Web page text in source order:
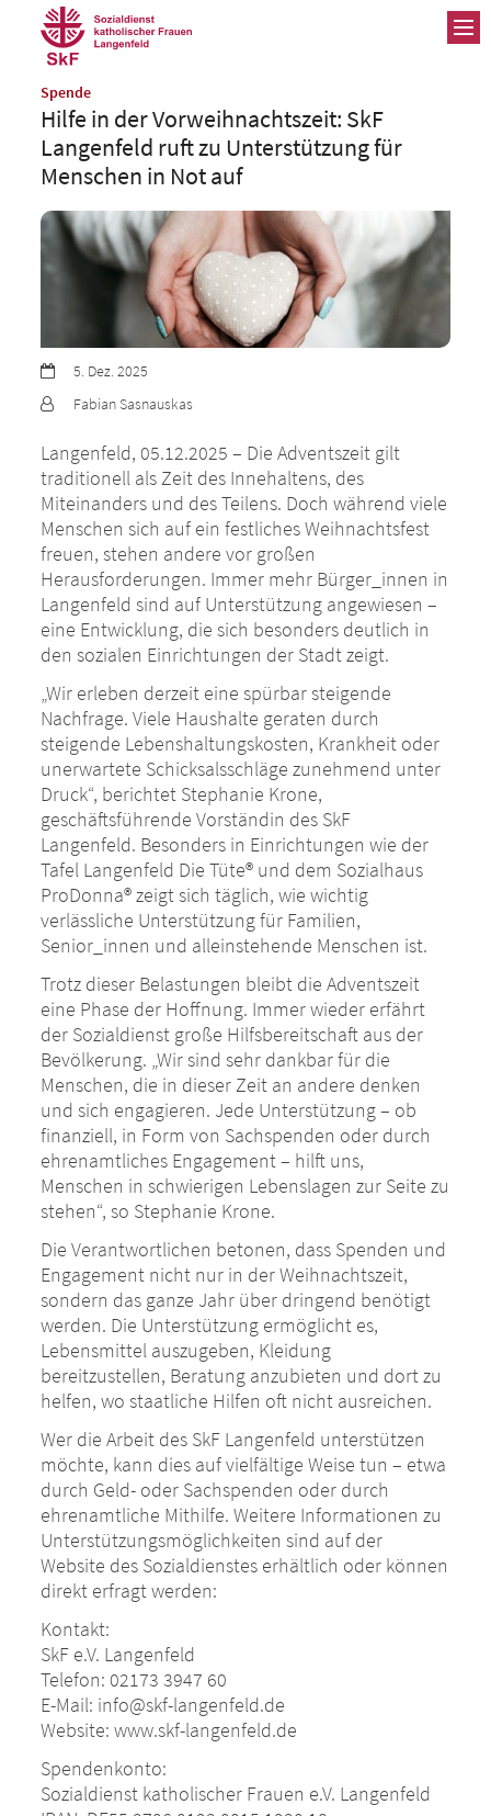
ZUM INHALT SPRINGEN
Spende:
Hilfe in der Vorweihnachtszeit: SkF
Langenfeld ruft zu Unterstützung für
Menschen in Not auf
Datum:5. Dez. 2025
Von:
Fabian Sasnauskas
Langenfeld, 05.12.2025 – Die Adventszeit gilt
traditionell als Zeit des Innehaltens, des
Miteinanders und des Teilens. Doch während viele
Menschen sich auf ein festliches Weihnachtsfest
freuen, stehen andere vor großen
Herausforderungen. Immer mehr Bürger_innen in
Langenfeld sind auf Unterstützung angewiesen –
eine Entwicklung, die sich besonders deutlich in
den sozialen Einrichtungen der Stadt zeigt.
„Wir erleben derzeit eine spürbar steigende
Nachfrage. Viele Haushalte geraten durch
steigende Lebenshaltungskosten, Krankheit oder
unerwartete Schicksalsschläge zunehmend unter
Druck“, berichtet Stephanie Krone,
geschäftsführende Vorständin des SkF
Langenfeld. Besonders in Einrichtungen wie der
Tafel Langenfeld Die Tüte® und dem Sozialhaus
ProDonna® zeigt sich täglich, wie wichtig
verlässliche Unterstützung für Familien,
Senior_innen und alleinstehende Menschen ist.
Trotz dieser Belastungen bleibt die Adventszeit
eine Phase der Hoffnung. Immer wieder erfährt
der Sozialdienst große Hilfsbereitschaft aus der
Bevölkerung. „Wir sind sehr dankbar für die
Menschen, die in dieser Zeit an andere denken
und sich engagieren. Jede Unterstützung – ob
finanziell, in Form von Sachspenden oder durch
ehrenamtliches Engagement – hilft uns,
Menschen in schwierigen Lebenslagen zur Seite zu
stehen“, so Stephanie Krone.
Die Verantwortlichen betonen, dass Spenden und
Engagement nicht nur in der Weihnachtszeit,
sondern das ganze Jahr über dringend benötigt
werden. Die Unterstützung ermöglicht es,
Lebensmittel auszugeben, Kleidung
bereitzustellen, Beratung anzubieten und dort zu
helfen, wo staatliche Hilfen oft nicht ausreichen.
Wer die Arbeit des SkF Langenfeld unterstützen
möchte, kann dies auf vielfältige Weise tun – etwa
durch Geld- oder Sachspenden oder durch
ehrenamtliche Mithilfe. Weitere Informationen zu
Unterstützungsmöglichkeiten sind auf der
Website des Sozialdienstes erhältlich oder können
direkt erfragt werden:
Kontakt:
SkF e.V. Langenfeld
Telefon: 02173 3947 60
E-Mail: info@skf-langenfeld.de
Website: www.skf-langenfeld.de
Spendenkonto:
Sozialdienst katholischer Frauen e.V. Langenfeld